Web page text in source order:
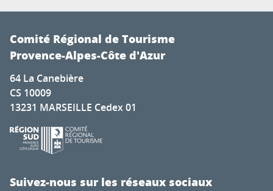
Comité Régional de Tourisme
Provence-Alpes-Côte d'Azur
64 La Canebière
CS 10009
13231 MARSEILLE Cedex 01
Suivez-nous sur les réseaux sociaux